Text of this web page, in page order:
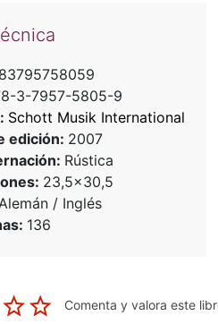
3-7957-5805-9
Schott Musik International
edición: 2007
Rústica
23,5x30,5
/ Inglés
136
Comenta y valora este